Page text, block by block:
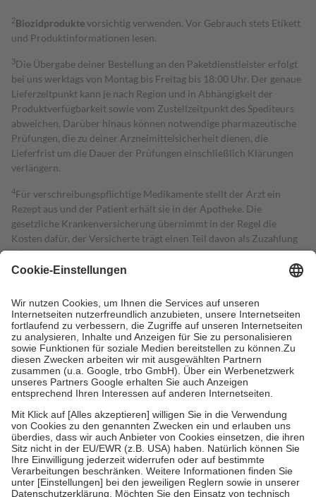
2Biozidproduktevorsichtig verwenden. Vor Gebrauch stets Etikett
und Produktinformationen lesen.
3Die Übergabe deiner Bestellung an den Paketdienstleister erfolgt
bei uns werktags von Montag bis Freitag bis 18:00 Uhr. Der genaue
Lieferzeitpunkt kann je nach Region und in Abhängigkeit der
Produktverfügbarkeit sowie vom Zustellzeitpunkt des Spediteurs
abweichen. Darüber hinaus können notwendige pharmazeutische
Prüfungen, die zu deiner Arzneimittelsicherheit dienen, die
Lieferfrist um die Dauer der Prüfungen einschließlich Klärungen
verlängern.
4Für verschreibungspflichtige Medikamente stellt der Arzt ein
Rezept aus und der Patient erhält sie in der Apotheke. Die
gesetzliche Krankenversicherung übernimmt in der Regel die
Kosten dafür, der Versicherte trägt einen Teil davon als Zuzahlung
mit.
Grundsätzlich leisten Mitglieder Zuzahlungen in Höhe von zehn
höchstens zehn Euro.
Es sind jedoch nie mehr als die tatsächlichen
Kosten der Leistung zu entrichten.
Diese Regeln gelten grundsätzlich auch für Online-Apotheken.
Bei Heilmitteln und häuslicher Krankenpflege beträgt die
Zuzahlung zehn Prozent der Kosten sowie zehn Euro je
Verordnung.
Um das Engagement der Versicherten für ihre eigene Gesundheit zu
stärken und die besondere Stellung der Familie zu unterstützen,
fallenkeine Zuzahlungenan bei:
• Kindern und Jugendlichen bis zum vollendeten 18. Lebensjahr
mit Ausnahme der Fahrkosten
• Untersuchungen zur Vorsorge und Früherkennung, die von der
GKV getragen werden
• empfohlenen Schutzimpfungen